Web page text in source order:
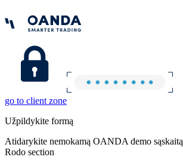
go to client zone
Užpildykite formą
Atidarykite nemokamą OANDA demo sąskaitą
Rodo section